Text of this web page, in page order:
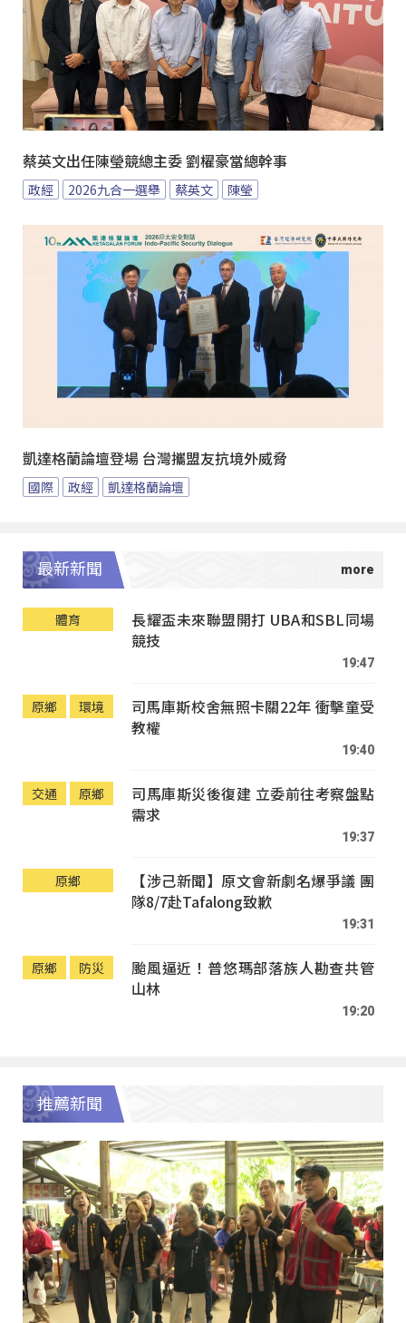
蔡英文出任陳瑩競總主委 劉櫂豪當總幹事
政經 2026九合一選舉 蔡英文 陳瑩
凱達格蘭論壇登場 台灣攜盟友抗境外威脅
國際 政經 凱達格蘭論壇
最新新聞
體育
長耀盃未來聯盟開打 UBA和SBL同場
競技
19:47
原鄉 環境
司馬庫斯校舍無照卡關22年 衝擊童受
教權
19:40
交通 原鄉
司馬庫斯災後復建 立委前往考察盤點
需求
19:37
原鄉
【涉己新聞】原文會新劇名爆爭議 團
隊8/7赴Tafalong致歉
19:31
原鄉 防災
颱風逼近！普悠瑪部落族人勘查共管
山林
19:20
推薦新聞